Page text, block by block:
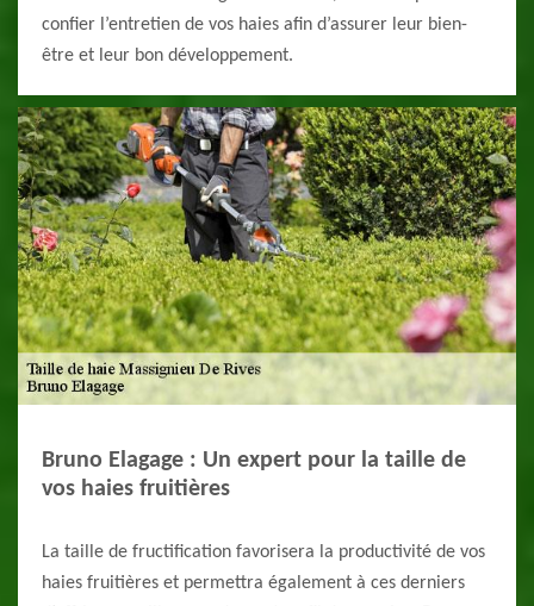
confier l’entretien de vos haies afin d’assurer leur bien-
être et leur bon développement.
Bruno Elagage : Un expert pour la taille de
vos haies fruitières
La taille de fructification favorisera la productivité de vos
haies fruitières et permettra également à ces derniers